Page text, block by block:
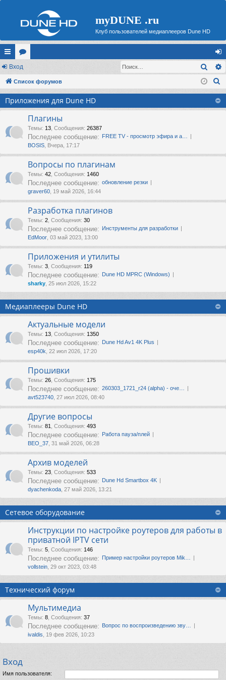
myDUNE .ru
Клуб пользователей медиаплееров Dune HD
с
ы
лк
и
ор
ум
хо
д
Вход
Список форумов
Приложения для Dune HD
Плагины
Темы: 13 Сообщения: 26387
Последнее сообщение: FREE TV - просмотр эфира и а…
BOSIS , Вчера, 17:17
Вопросы по плагинам
Темы: 42 Сообщения: 1460
Последнее сообщение: обновление резки
graver60 , 19 май 2026, 16:44
Разработка плагинов
Темы: 2 Сообщения: 30
Последнее сообщение: Инструменты для разработки
EdMoor , 03 май 2023, 13:00
Приложения и утилиты
Темы: 3 Сообщения: 119
Последнее сообщение: Dune HD MPRC (Windows)
sharky , 25 июл 2026, 15:22
Медиаплееры Dune HD
Актуальные модели
Темы: 13 Сообщения: 1350
Последнее сообщение: Dune Hd Av1 4K Plus
esp40k , 22 июл 2026, 17:20
Прошивки
Темы: 26 Сообщения: 175
Последнее сообщение: 260303_1721_r24 (alpha) - оче…
avt523740 , 27 июл 2026, 08:40
Другие вопросы
Темы: 81 Сообщения: 493
Последнее сообщение: Работа пауза/плей
ВЕО_37 , 31 май 2026, 06:28
Архив моделей
Темы: 23 Сообщения: 533
Последнее сообщение: Dune Hd Smartbox 4K
dyachenkoda , 27 май 2026, 13:21
Сетевое оборудование
Инструкции по настройке роутеров для работы в
приватной IPTV сети
Темы: 5 Сообщения: 146
Последнее сообщение: Пример настройки роутеров Mik…
vollstein , 29 окт 2023, 03:48
Технический форум
Мультимедиа
Темы: 8 Сообщения: 37
Последнее сообщение: Вопрос по воспроизведению зву…
ivaldis , 19 фев 2026, 10:23
Вход
Имя пользователя: